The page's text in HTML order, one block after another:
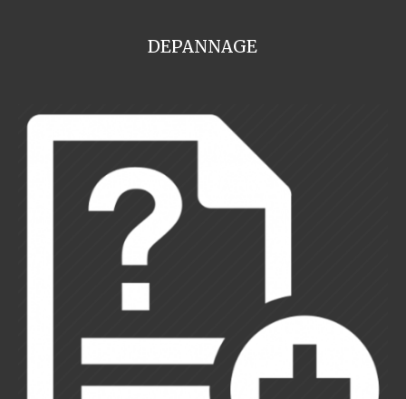
DEPANNAGE